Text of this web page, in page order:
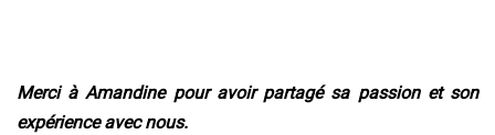
Merci à Amandine pour avoir partagé sa passion et son
expérience avec nous.